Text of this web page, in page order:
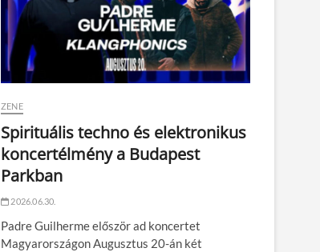
ZENE
Spirituális techno és elektronikus
koncertélmény a Budapest
Parkban
2026.06.30.
Padre Guilherme először ad koncertet
Magyarországon Augusztus 20-án két